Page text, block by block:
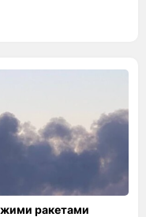
ракетами